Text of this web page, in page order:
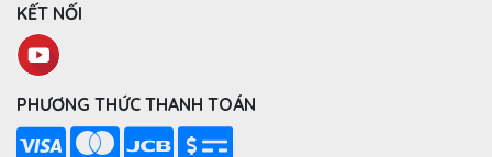
KẾT NỐI
PHƯƠNG THỨC THANH TOÁN